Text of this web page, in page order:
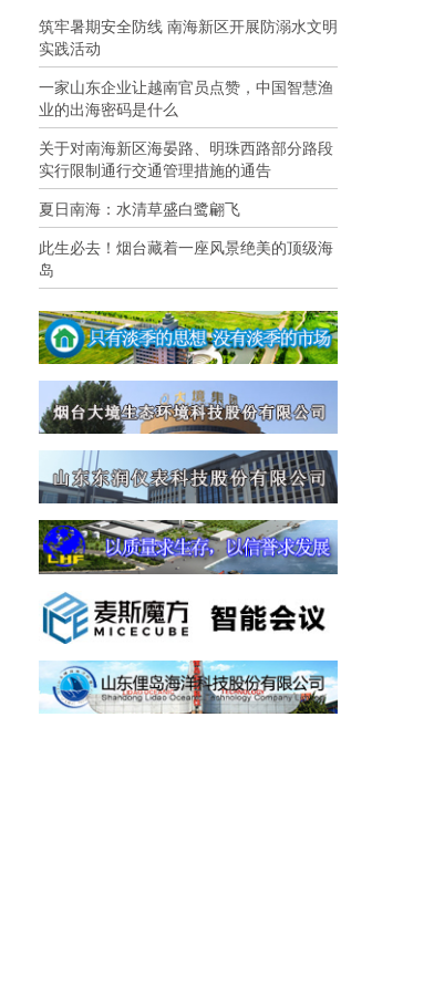
筑牢暑期安全防线 南海新区开展防溺水文明
实践活动
一家山东企业让越南官员点赞，中国智慧渔
业的出海密码是什么
关于对南海新区海晏路、明珠西路部分路段
实行限制通行交通管理措施的通告
夏日南海：水清草盛白鹭翩飞
此生必去！烟台藏着一座风景绝美的顶级海
岛